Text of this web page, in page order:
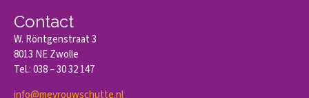
Contact
W. Röntgenstraat 3
8013 NE Zwolle
Tel.: 038 – 30 32 147